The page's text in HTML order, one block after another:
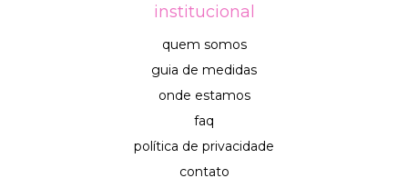
institucional
quem somos
guia de medidas
onde estamos
faq
política de privacidade
contato